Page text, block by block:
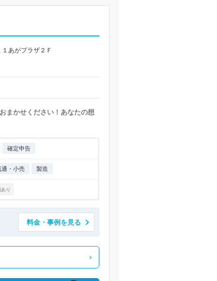
あがプラザ２Ｆ
まかせください！あなたの想
確定申告
通・小売 製造
り
料金・事例を見る